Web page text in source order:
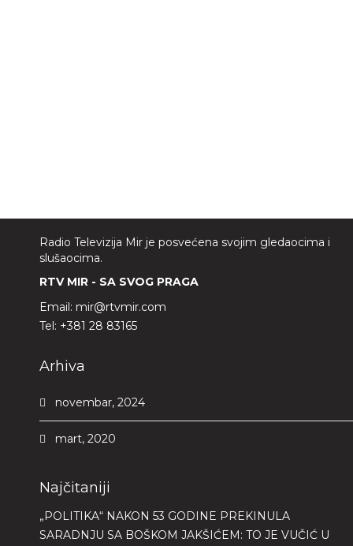
Radio Televizija Mir je posvećena svojim gledaocima i
slušaocima.
RTV MIR - SA SVOG PRAGA
Email: mir@rtvmir.com
Tel: +381 28 83165
Arhiva
novembar, 2024
mart, 2020
Najčitaniji
„POLITIKA“ NAKON 53 GODINE PREKINULA
SARADNJU SA BOŠKOM JAKŠIĆEM: TO JE VUČIĆ U